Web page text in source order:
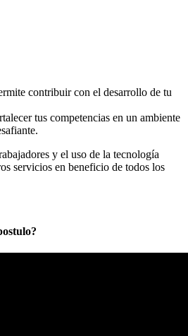
contribuir con el desarrollo de tu
tus competencias en un ambiente
y el uso de la tecnología
servicios en beneficio de todos los